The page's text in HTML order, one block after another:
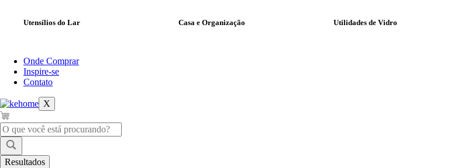
Utensílios do Lar Casa e Organização Utilidades de Vidro
Onde Comprar
Inspire-se
Contato
X
Pesquisar
...
Resultados